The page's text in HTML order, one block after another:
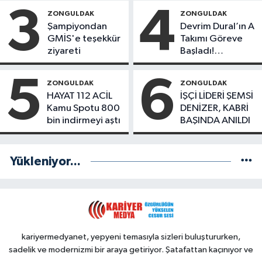
Başladı
3 ZONGULDAK
Şampiyondan
GMİS'e teşekkür
ziyareti
4 ZONGULDAK
Devrim Dural’ın A
Takımı Göreve
Başladı!
Yönetimde
5 ZONGULDAK
HAYAT 112 ACİL
Kamu Spotu 800
bin indirmeyi aştı
6 ZONGULDAK
İŞÇİ LİDERİ ŞEMSİ
DENİZER, KABRİ
BAŞINDA ANILDI
Yükleniyor...
kariyermedyanet, yepyeni temasıyla sizleri buluştururken,
sadelik ve modernizmi bir araya getiriyor. Şatafattan kaçınıyor ve